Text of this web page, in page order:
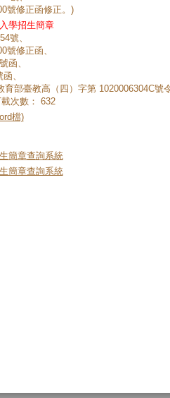
號修正函修正。)
學招生簡章
號、
號修正函、
函、
、
部臺教高（四）字第 1020006304C號
次數： 632
檔)
簡章查詢系統
簡章查詢系統